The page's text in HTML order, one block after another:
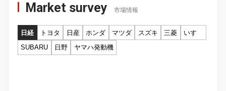
Market survey 市場情報
日経 トヨタ 日産 ホンダ マツダ スズキ 三菱
いすゞ
SUBARU
日野 ヤマハ発動機